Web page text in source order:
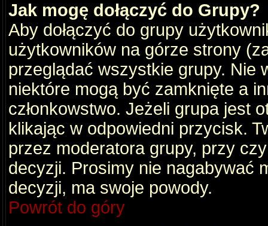
Jak mogę dołączyć do Grupy?
Aby dołączyć do grupy
użytkowników na górze strony
przeglądać wszystkie grupy. Nie
niektóre mogą być zamknięte a
członkowstwo. Jeżeli grupa jest
klikając w odpowiedni przycisk.
przez moderatora grupy, przy
decyzji. Prosimy nie nagabywać
decyzji, ma swoje powody.
Powrót do góry